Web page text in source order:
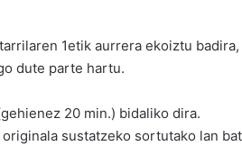
1etik aurrera ekoiztu badira,
dute parte hartu.
20 min.) bidaliko dira.
sustatzeko sortutako lan bat